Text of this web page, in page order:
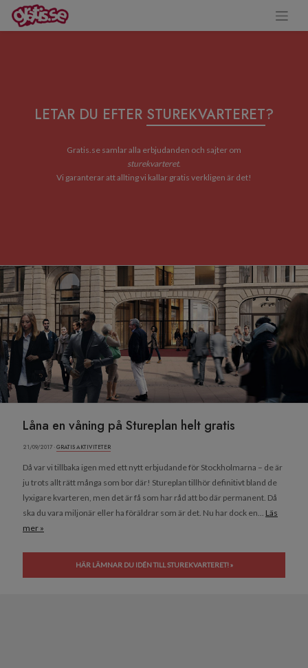
LETAR DU EFTER STUREKVARTERET?
Gratis.se samlar alla erbjudanden och sajter om
sturekvarteret.
Vi garanterar att allting vi kallar gratis verkligen är det!
Låna en våning på Stureplan helt gratis
21/09/2017 ·GRATIS AKTIVITETER
Då var vi tillbaka igen med ett nytt erbjudande för Stockholmarna – de är
ju trots allt rätt många som bor där! Stureplan tillhör definitivt bland de
lyxigare kvarteren, men det är få som har råd att bo där permanent. Då
ska du vara miljonär eller ha föräldrar som är det. Nu har dock en... Läs
mer »
HÄR LÄMNAR DU IDÉN TILL STUREKVARTERET! »